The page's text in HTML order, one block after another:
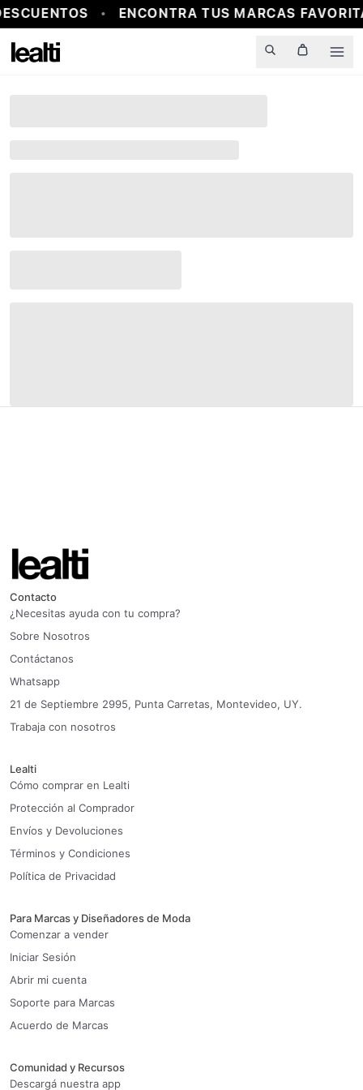
ENCONTRA TUS MARCAS
Contacto
¿Necesitas ayuda con tu compra?
Sobre Nosotros
Contáctanos
Whatsapp
21 de Septiembre 2995, Punta Carretas, Montevideo, UY.
Trabaja con nosotros
Lealti
Cómo comprar en Lealti
Protección al Comprador
Envíos y Devoluciones
Términos y Condiciones
Política de Privacidad
Para Marcas y Diseñadores de Moda
Comenzar a vender
Iniciar Sesión
Abrir mi cuenta
Soporte para Marcas
Acuerdo de Marcas
Comunidad y Recursos
Descargá nuestra app